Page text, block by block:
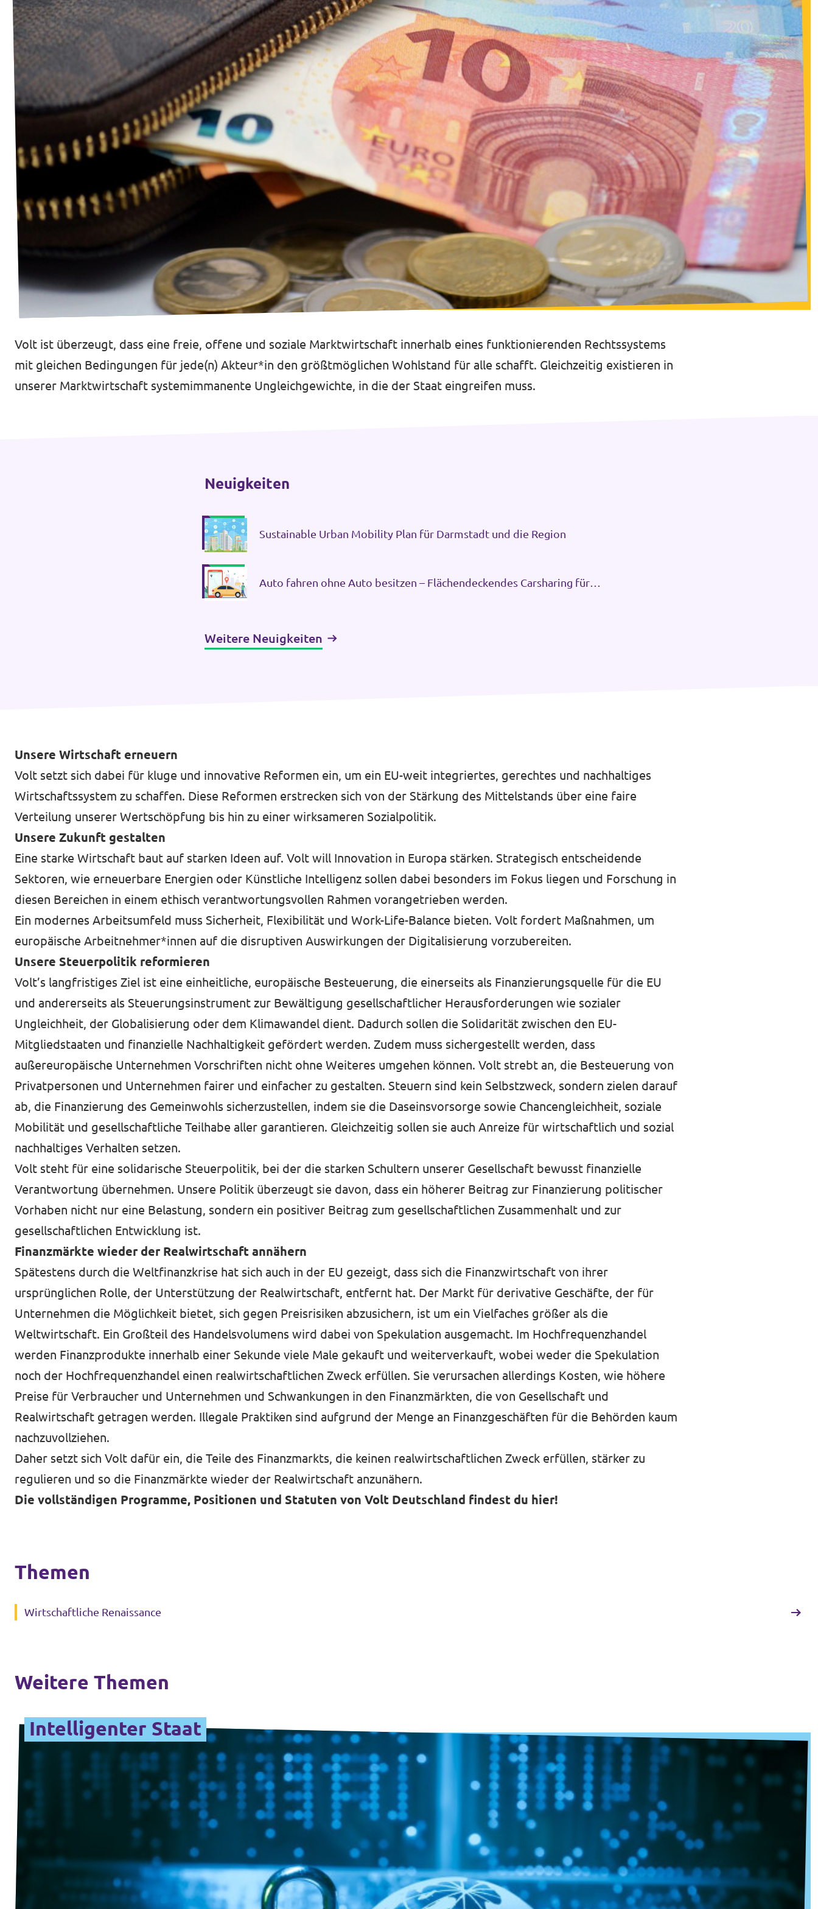
Volt in deinem Bundesland
Volt Deutschland Merchandise Shop
Unsere Events
Startseite
Unser Team
Unsere Reden
Pressemitteilungen
Pressefotos
Transparenzregister
Datenschutz
Impressum
Volt ist überzeugt, dass eine freie, offene und soziale Marktwirtschaft innerhalb eines funktionierenden Rechtssystems
mit gleichen Bedingungen für jede(n) Akteur*in den größtmöglichen Wohlstand für alle schafft. Gleichzeitig existieren in
unserer Marktwirtschaft systemimmanente Ungleichgewichte, in die der Staat eingreifen muss.
Unsere Wirtschaft erneuern
Volt setzt sich dabei für kluge und innovative Reformen ein, um ein EU-weit integriertes, gerechtes und nachhaltiges
Wirtschaftssystem zu schaffen. Diese Reformen erstrecken sich von der Stärkung des Mittelstands über eine faire
Verteilung unserer Wertschöpfung bis hin zu einer wirksameren Sozialpolitik.
Unsere Zukunft gestalten
Eine starke Wirtschaft baut auf starken Ideen auf. Volt will Innovation in Europa stärken. Strategisch entscheidende
Sektoren, wie erneuerbare Energien oder Künstliche Intelligenz sollen dabei besonders im Fokus liegen und Forschung in
diesen Bereichen in einem ethisch verantwortungsvollen Rahmen vorangetrieben werden.
Ein modernes Arbeitsumfeld muss Sicherheit, Flexibilität und Work-Life-Balance bieten. Volt fordert Maßnahmen, um
europäische Arbeitnehmer*innen auf die disruptiven Auswirkungen der Digitalisierung vorzubereiten.
Unsere Steuerpolitik reformieren
Volt’s langfristiges Ziel ist eine einheitliche, europäische Besteuerung, die einerseits als Finanzierungsquelle für die EU
und andererseits als Steuerungsinstrument zur Bewältigung gesellschaftlicher Herausforderungen wie sozialer
Ungleichheit, der Globalisierung oder dem Klimawandel dient. Dadurch sollen die Solidarität zwischen den EU-
Mitgliedstaaten und finanzielle Nachhaltigkeit gefördert werden. Zudem muss sichergestellt werden, dass
außereuropäische Unternehmen Vorschriften nicht ohne Weiteres umgehen können. Volt strebt an, die Besteuerung von
Privatpersonen und Unternehmen fairer und einfacher zu gestalten. Steuern sind kein Selbstzweck, sondern zielen darauf
ab, die Finanzierung des Gemeinwohls sicherzustellen, indem sie die Daseinsvorsorge sowie Chancengleichheit, soziale
Mobilität und gesellschaftliche Teilhabe aller garantieren. Gleichzeitig sollen sie auch Anreize für wirtschaftlich und sozial
nachhaltiges Verhalten setzen.
Volt steht für eine solidarische Steuerpolitik, bei der die starken Schultern unserer Gesellschaft bewusst finanzielle
Verantwortung übernehmen. Unsere Politik überzeugt sie davon, dass ein höherer Beitrag zur Finanzierung politischer
Vorhaben nicht nur eine Belastung, sondern ein positiver Beitrag zum gesellschaftlichen Zusammenhalt und zur
gesellschaftlichen Entwicklung ist.
Finanzmärkte wieder der Realwirtschaft annähern
Spätestens durch die Weltfinanzkrise hat sich auch in der EU gezeigt, dass sich die Finanzwirtschaft von ihrer
ursprünglichen Rolle, der Unterstützung der Realwirtschaft, entfernt hat. Der Markt für derivative Geschäfte, der für
Unternehmen die Möglichkeit bietet, sich gegen Preisrisiken abzusichern, ist um ein Vielfaches größer als die
Weltwirtschaft. Ein Großteil des Handelsvolumens wird dabei von Spekulation ausgemacht. Im Hochfrequenzhandel
werden Finanzprodukte innerhalb einer Sekunde viele Male gekauft und weiterverkauft, wobei weder die Spekulation
noch der Hochfrequenzhandel einen realwirtschaftlichen Zweck erfüllen. Sie verursachen allerdings Kosten, wie höhere
Preise für Verbraucher und Unternehmen und Schwankungen in den Finanzmärkten, die von Gesellschaft und
Realwirtschaft getragen werden. Illegale Praktiken sind aufgrund der Menge an Finanzgeschäften für die Behörden kaum
nachzuvollziehen.
Daher setzt sich Volt dafür ein, die Teile des Finanzmarkts, die keinen realwirtschaftlichen Zweck erfüllen, stärker zu
regulieren und so die Finanzmärkte wieder der Realwirtschaft anzunähern.
Die vollständigen Programme, Positionen und Statuten von Volt Deutschland findest du hier!
Neuigkeiten
Sustainable Urban Mobility Plan für Darmstadt und die Region
Auto fahren ohne Auto besitzen – Flächendeckendes Carsharing für
Weitere Neuigkeiten
Themen
Wirtschaftliche Renaissance
Weitere Themen
Intelligenter Staat